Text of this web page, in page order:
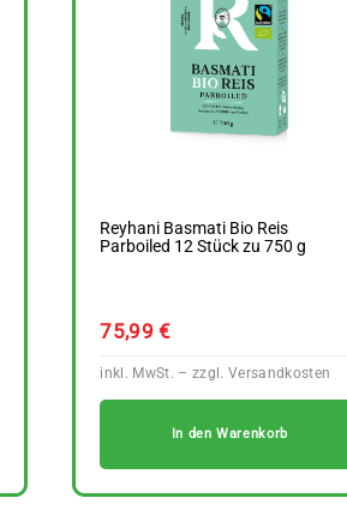
Reyhani Basmati Bio Reis
Parboiled 12 Stück zu 750 g
75,99€
In den Warenkorb